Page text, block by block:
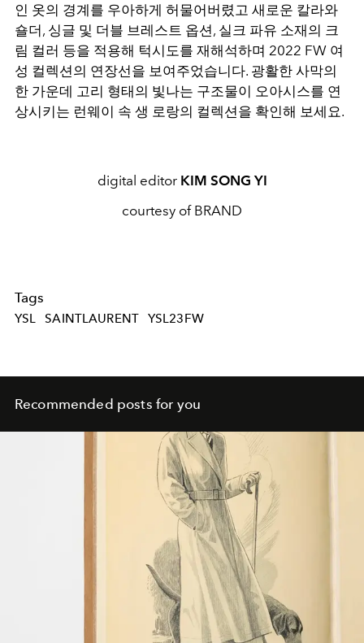
인 옷의 경계를 우아하게 허물어버렸고 새로운 칼라와
숄더, 싱글 및 더블 브레스트 옵션, 실크 파유 소재의 크
림 컬러 등을 적용해 턱시도를 재해석하며 2022 FW 여
성 컬렉션의 연장선을 보여주었습니다. 광활한 사막의
한 가운데 고리 형태의 빛나는 구조물이 오아시스를 연
상시키는 런웨이 속 생 로랑의 컬렉션을 확인해 보세요.
digital editor KIM SONG YI
courtesy of BRAND
Tags
YSL SAINTLAURENT YSL23FW
Recommended posts for you